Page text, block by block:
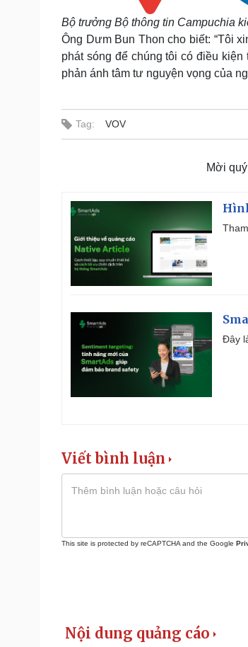
Bộ trưởng Bộ thông tin Campuchia
Ông Dưm Bun Thon cho biết: “Tôi
phát sóng để chúng tôi có điều
phản ánh tâm tư nguyện vọng của
Tag: VOV
Mời
Đây
Viết bình luận
This site is protected by reCAPTCHA and the Google